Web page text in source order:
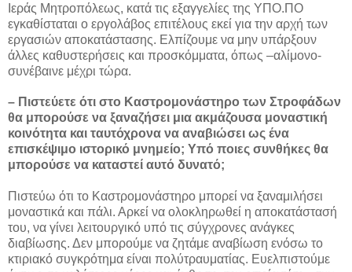
Ιεράς Μητροπόλεως, κατά τις εξαγγελίες της ΥΠΟ.ΠΟ
εγκαθίσταται ο εργολάβος επιτέλους εκεί για την αρχή των
εργασιών αποκατάστασης. Ελπίζουμε να μην υπάρξουν
άλλες καθυστερήσεις και προσκόμματα, όπως –αλίμονο-
συνέβαινε μέχρι τώρα.
– Πιστεύετε ότι στο Καστρομονάστηρο των Στροφάδων
θα μπορούσε να ξαναζήσει μια ακμάζουσα μοναστική
κοινότητα και ταυτόχρονα να αναβιώσει ως ένα
επισκέψιμο ιστορικό μνημείο; Υπό ποιες συνθήκες θα
μπορούσε να καταστεί αυτό δυνατό;
Πιστεύω ότι το Καστρομονάστηρο μπορεί να ξαναμιλήσει
μοναστικά και πάλι. Αρκεί να ολοκληρωθεί η αποκατάστασή
του, να γίνει λειτουργικό υπό τις σύγχρονες ανάγκες
διαβίωσης. Δεν μπορούμε να ζητάμε αναβίωση ενόσω το
κτιριακό συγκρότημα είναι πολύτραυματίας. Ευελπιστούμε